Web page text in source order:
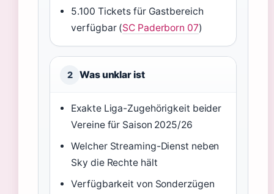
5.100 Tickets für Gastbereich
verfügbar (SC Paderborn 07)
2 Was unklar ist
Exakte Liga-Zugehörigkeit beider
Vereine für Saison 2025/26
Welcher Streaming-Dienst neben
Sky die Rechte hält
Verfügbarkeit von Sonderzügen